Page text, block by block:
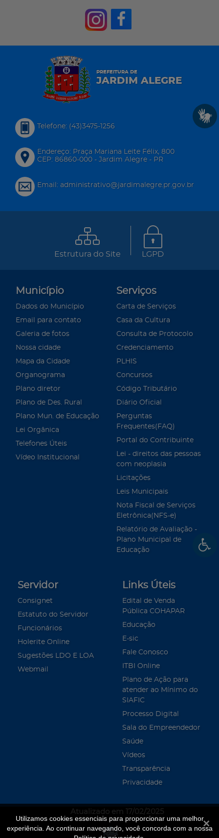
Utilizamos cookies essenciais para proporcionar uma melhor
experiência. Ao continuar navegando, você concorda com a nossa
PREFEITURA DE
JARDIM ALEGRE
Telefone: (43)3475-1256
Endereço: Praça Mariana Leite Félix, 800
CEP: 86860-000 - Jardim Alegre - PR
Email: administrativo@jardimalegre.pr.gov.br
Estrutura do Site LGPD
Município
Dados do Município
Email para contato
Galeria de fotos
Nossa cidade
Mapa da Cidade
Organograma
Plano diretor
Plano de Des. Rural
Plano Mun. de Educação
Lei Orgânica
Telefones Úteis
Vídeo Institucional
Serviços
Carta de Serviços
Casa da Cultura
Consulta de Protocolo
Credenciamento
PLHIS
Concursos
Código Tributário
Diário Oficial
Perguntas
Frequentes(FAQ)
Portal do Contribuinte
Lei - direitos das pessoas
com neoplasia
Licitações
Leis Municipais
Nota Fiscal de Serviços
Eletrônica(NFS-e)
Relatório de Avaliação -
Plano Municipal de
Educação
Servidor
Consignet
Estatuto do Servidor
Funcionários
Holerite Online
Sugestões LDO E LOA
Webmail
Links Úteis
Edital de Venda
Pública COHAPAR
Educação
E-sic
Fale Conosco
ITBI Online
Plano de Ação para
atender ao Mínimo do
SIAFIC
Processo Digital
Sala do Empreendedor
Saúde
Vídeos
Transparência
Privacidade
Atualizado em 17/02/2025